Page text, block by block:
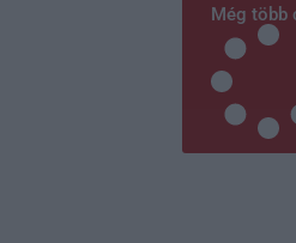
Még több